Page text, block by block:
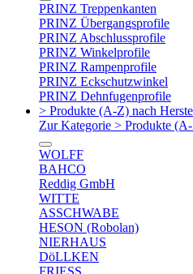
PRINZ Treppenkanten
PRINZ Übergangsprofile
PRINZ Abschlussprofile
PRINZ Winkelprofile
PRINZ Rampenprofile
PRINZ Eckschutzwinkel
PRINZ Dehnfugenprofile
> Produkte (A-Z) nach
Zur Kategorie > Produkte
WOLFF
BAHCO
Reddig GmbH
WITTE
ASSCHWABE
HESON (Robolan)
NIERHAUS
DöLLKEN
FRIESS